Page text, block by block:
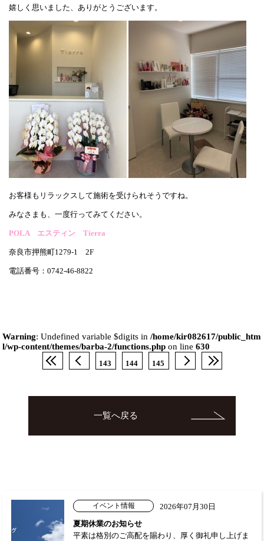
嬉しく思いました、ありがとうございます。
お客様もリラックスして施術を受けられそうですね。
みなさまも、一度行ってみてください。
POLA エスティン Tierra
奈良市押熊町1279-1 2F
電話番号：0742-46-8822
Warning: Undefined variable $digits in/home/kir082617/public_htm
l/wp-content/themes/barba-2/functions.php on line630
143 144 145
一覧へ戻る
イベント情報
2026年07月30日
夏期休業のお知らせ
平素は格別のご高配を賜わり、厚く御礼申し上げま